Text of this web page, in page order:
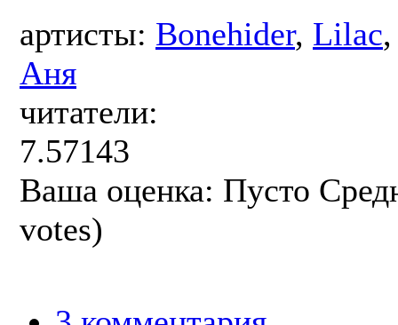
артисты: Bonehider, Lilac
Аня
читатели:
7.57143
Ваша оценка: Пусто
votes)